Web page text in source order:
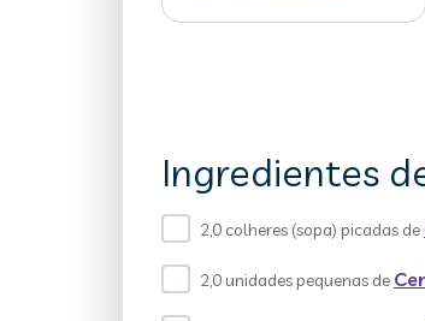
Ingredientes
2,0 colheres (sopa) picadas de
2,0 unidades pequenas de